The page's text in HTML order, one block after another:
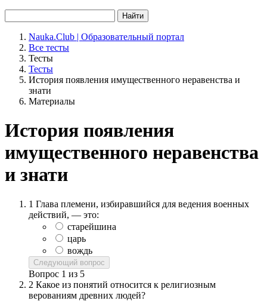
Найти
Nauka.Club | Образовательный портал
Все тесты
Тесты
Тесты
История появления имущественного неравенства и
знати
Материалы
История появления
имущественного неравенства
и знати
1 Глава племени, избиравшийся для ведения военных
действий, — это:
старейшина
царь
вождь
Следующий вопрос
Вопрос 1 из 5
2 Какое из понятий относится к религиозным
верованиям древних людей?